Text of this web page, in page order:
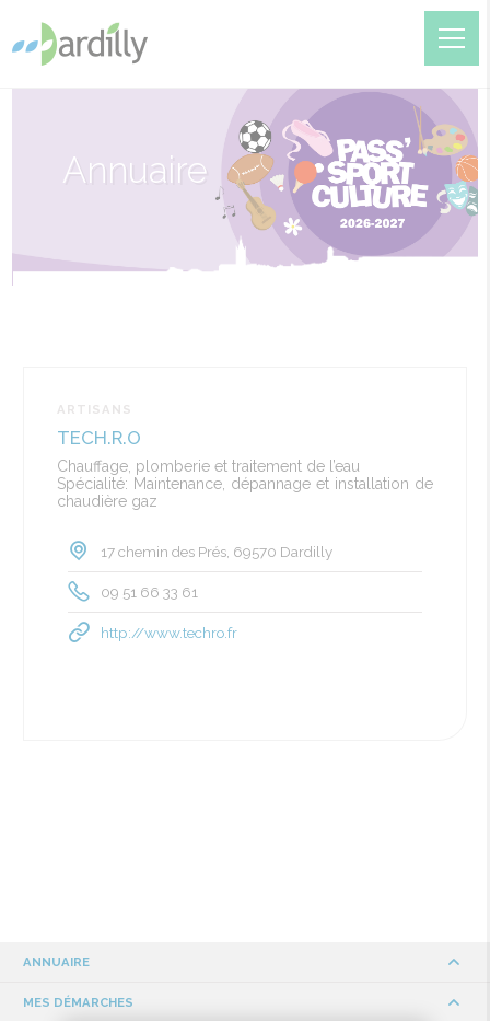
Annuaire
ARTISANS
TECH.R.O
Chauffage, plomberie et traitement de l’eau
Spécialité: Maintenance, dépannage et installation de
chaudière gaz
17 chemin des Prés, 69570 Dardilly
09 51 66 33 61
http://www.techro.fr
ANNUAIRE
MES DÉMARCHES